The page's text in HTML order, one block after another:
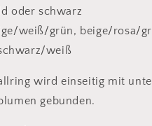
oder schwarz
weiß/grün, beige/rosa/
weiß
wird einseitig mit
gebunden.